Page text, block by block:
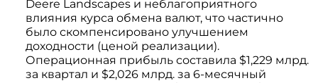
Deere Landscapes и неблагоприятного
влияния курса обмена валют, что частично
было скомпенсировано улучшением
доходности (ценой реализации).
Операционная прибыль составила $1,229 млрд.
за квартал и $2,026 млрд. за 6-месячный